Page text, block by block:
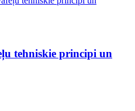
tehniskie principi un